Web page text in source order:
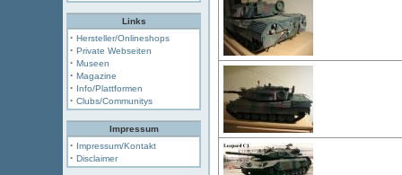
Links
· Hersteller/Onlineshops
· Private Webseiten
· Museen
· Magazine
· Info/Plattformen
· Clubs/Communitys
Impressum
· Impressum/Kontakt
· Disclaimer